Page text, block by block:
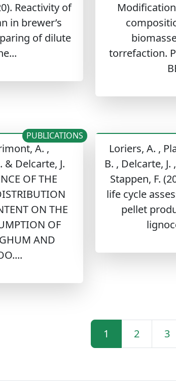
Reactivity of
in brewer’s
of dilute
torrefaction.
A. ,
Delcarte, J.
OF THE
ON THE
OF
AND
PUBLICATIONS
Loriers, A. ,
B. , Delcarte,
Stappen, F.
life cycle
pellet
1 2 3